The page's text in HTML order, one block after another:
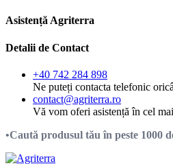
Asistență Agriterra
Detalii de Contact
+40 742 284 898
Ne puteți contacta telefonic
contact@agriterra.ro
Vă vom oferi asistență în cel
•Caută produsul tău în peste 1000